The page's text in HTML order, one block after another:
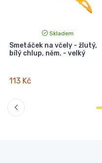
Skladem
Smetáček na včely - žlutý,
bílý chlup, něm. - velký
113 Kč